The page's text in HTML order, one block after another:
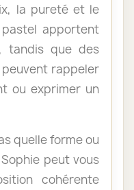
la pureté et le
apportent
tandis que des
rappeler
ou exprimer un
quelle forme ou
peut vous
cohérente